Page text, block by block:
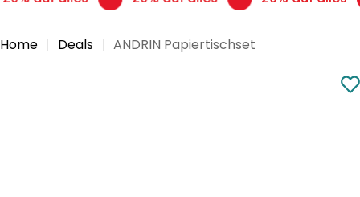
Home Deals ANDRIN Papiertischset